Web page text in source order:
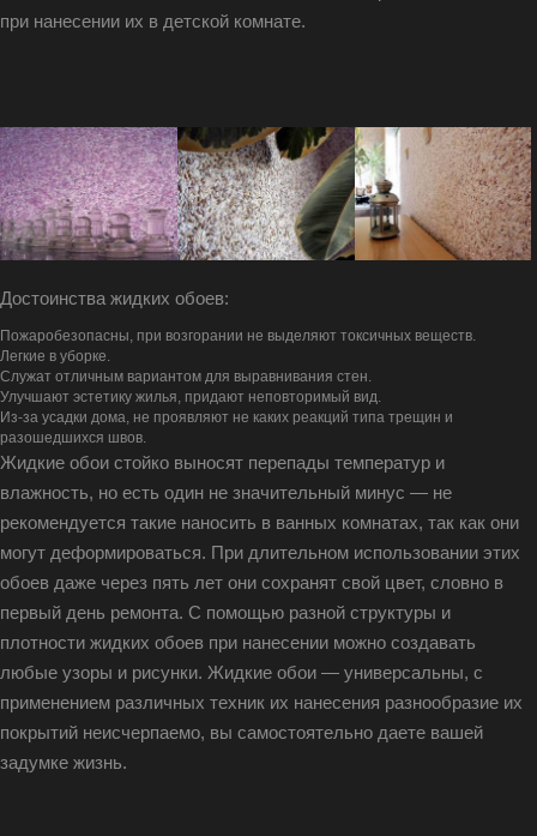
при нанесении их в детской комнате.
Достоинства жидких обоев:
Пожаробезопасны, при возгорании не выделяют токсичных веществ.
Легкие в уборке.
Служат отличным вариантом для выравнивания стен.
Улучшают эстетику жилья, придают неповторимый вид.
Из-за усадки дома, не проявляют не каких реакций типа трещин и
разошедшихся швов.
Жидкие обои стойко выносят перепады температур и
влажность, но есть один не значительный минус — не
рекомендуется такие наносить в ванных комнатах, так как они
могут деформироваться. При длительном использовании этих
обоев даже через пять лет они сохранят свой цвет, словно в
первый день ремонта. С помощью разной структуры и
плотности жидких обоев при нанесении можно создавать
любые узоры и рисунки. Жидкие обои — универсальны, с
применением различных техник их нанесения разнообразие их
покрытий неисчерпаемо, вы самостоятельно даете вашей
задумке жизнь.